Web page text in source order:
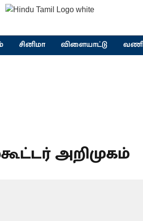
சினிமா விளையாட்டு
அறிமுகம்